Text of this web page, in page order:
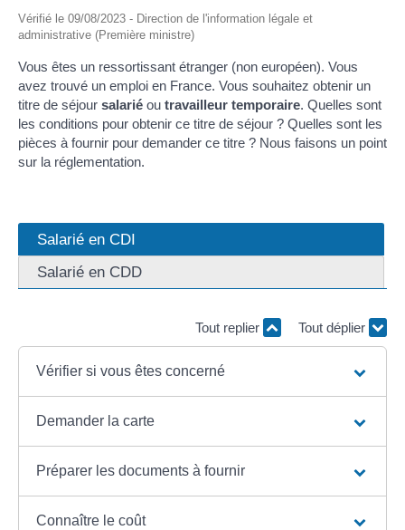
Vérifié le 09/08/2023 - Direction de l'information légale et
administrative (Première ministre)
Vous êtes un ressortissant étranger (non européen). Vous
avez trouvé un emploi en France. Vous souhaitez obtenir un
titre de séjour salarié ou travailleur temporaire. Quelles sont
les conditions pour obtenir ce titre de séjour ? Quelles sont les
pièces à fournir pour demander ce titre ? Nous faisons un point
sur la réglementation.
Salarié en CDI
Salarié en CDD
Tout replier Tout déplier
Vérifier si vous êtes concerné
Demander la carte
Préparer les documents à fournir
Connaître le coût